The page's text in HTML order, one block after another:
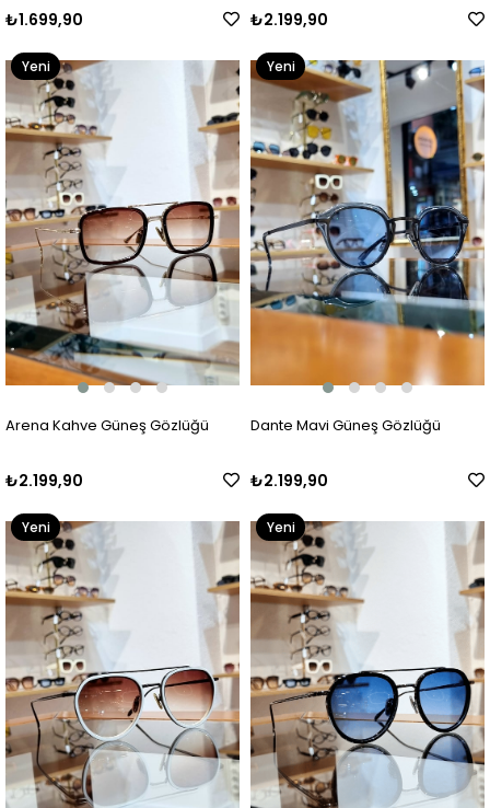
₺1.699,90 ₺2.199,90
Arena Kahve Güneş Gözlüğü
₺2.199,90
Yeni
Ürün
Dante Mavi Güneş Gözlüğü
₺2.199,90
Yeni
Ürün
Yeni
Ürün
Yeni
Ürün